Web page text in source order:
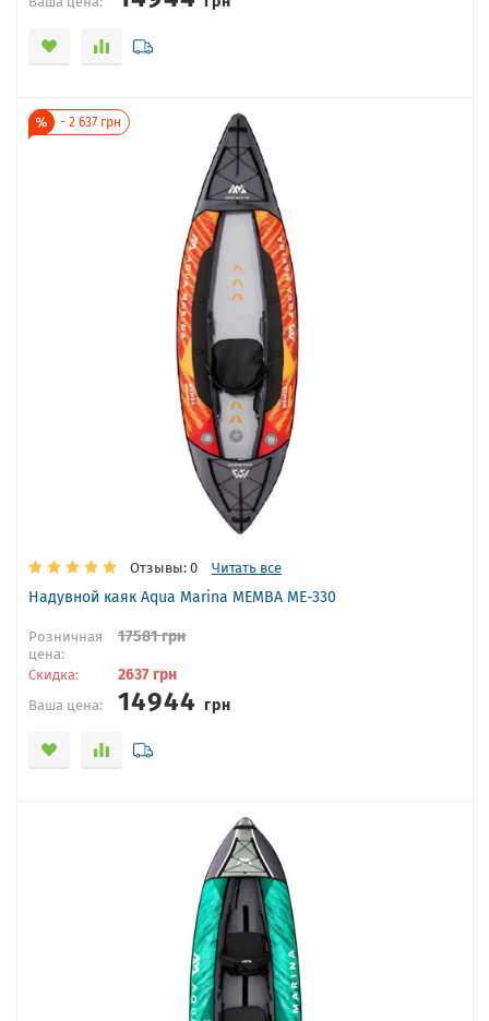
-2 637 грн
Отзывы: 0 Читать все
Надувной каяк Aqua Marina MEMBA ME-330
Розничная
цена:
17581грн
Скидка: 2637грн
Ваша цена: 14944грн